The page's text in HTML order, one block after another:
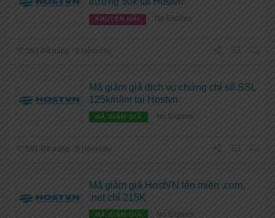
KHUYẾN MÃI No Expires
593 Đã dùng - 0 Hôm nay
Mã giảm giá dịch vụ chứng chỉ số SSL
125k/năm tại Hostvn
MÃ GIẢM GIÁ No Expires
591 Đã dùng - 0 Hôm nay
Mã giảm giá HostVN tên miền .com,
.net chỉ 215K
MÃ GIẢM GIÁ No Expires